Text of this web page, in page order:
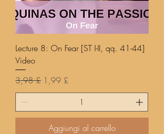
Lecture 8: On Fear [ST I-II, qq. 41-44]
Video
Prezzo regolare
3,98 £ Prezzo scontato
1,99 £
Aggiungi al carrello